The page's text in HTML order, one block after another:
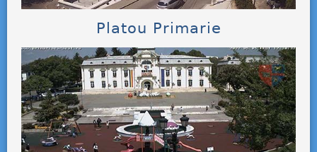
Platou Primarie